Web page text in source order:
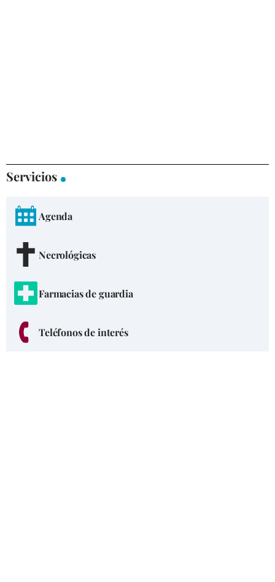
Servicios
Agenda
Necrológicas
Farmacias de guardia
Teléfonos de interés